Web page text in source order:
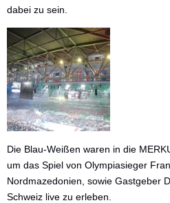
dabei zu sein.
Die Blau-Weißen waren in die
um das Spiel von Olympiasieger
Nordmazedonien, sowie Gastgeber
Schweiz live zu erleben.